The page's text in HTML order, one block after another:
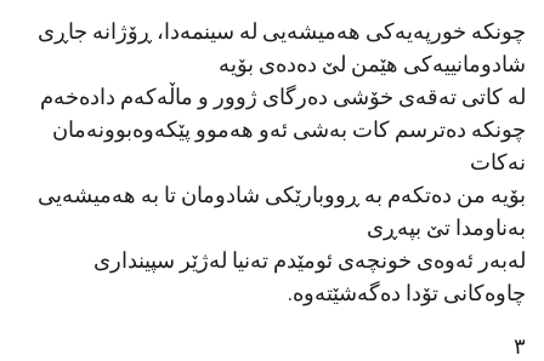
چونکە خورپەیەکی هەمیشەیی لە سینمەدا، ڕۆژانە جاڕی
شادومانییەکی هێمن لێ دەدەی بۆیە
لە کاتی تەقەی خۆشی دەرگای ژوور و ماڵەکەم دادەخەم
چونکە دەترسم کات بەشی ئەو هەموو پێکەوەبوونەمان
نەکات
بۆیە من دەتکەم بە ڕووبارێکی شادومان تا بە هەمیشەیی
بەناومدا تێ بپەڕی
لەبەر ئەوەی خونچەی ئومێدم تەنیا لەژێر سپینداری
چاوەکانی تۆدا دەگەشێتەوە.
٣